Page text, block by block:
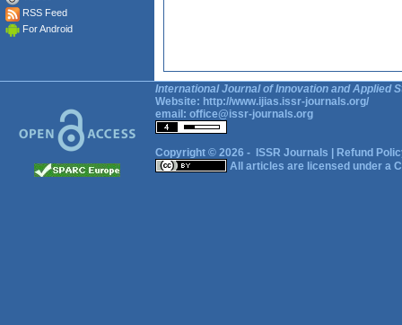
RSS Feed
For Android
International Journal of Innovation and Applied
Website: http://www.ijias.issr-journals.org/
email: office@issr-journals.org
Copyright © 2026 - ISSR Journals
Refund
All articles are licensed under a